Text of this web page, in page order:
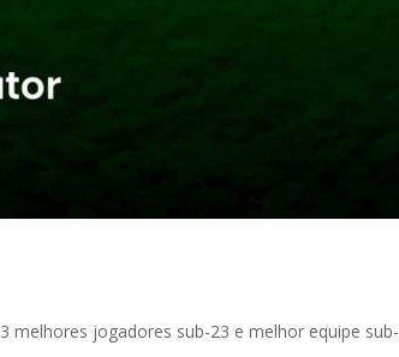
3 melhores jogadores sub-23 e melhor equipe